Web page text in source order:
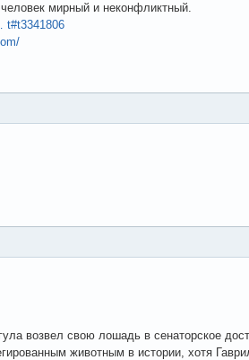
мирный и неконфликтный.
t#t3341806
возвел свою лошадь в сенаторское
животным в истории, хотя